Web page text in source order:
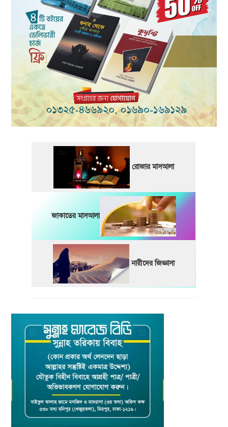
রোজার মাসআলা
জাকাতের মাসআলা
নারীদের জিজ্ঞাসা